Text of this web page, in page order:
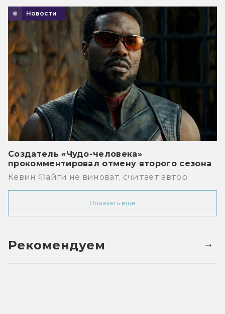
Новости
Создатель «Чудо-человека»
прокомментировал отмену второго сезона
Кевин Файги не виноват, считает автор.
Показать ещё
Рекомендуем